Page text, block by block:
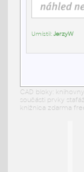
Umístil:JerzyW
CAD bloky:
součásti prvky
knižnica zdarma